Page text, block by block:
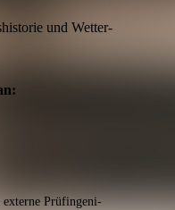
und Wetter­
externe Prüf­in­ge­ni­